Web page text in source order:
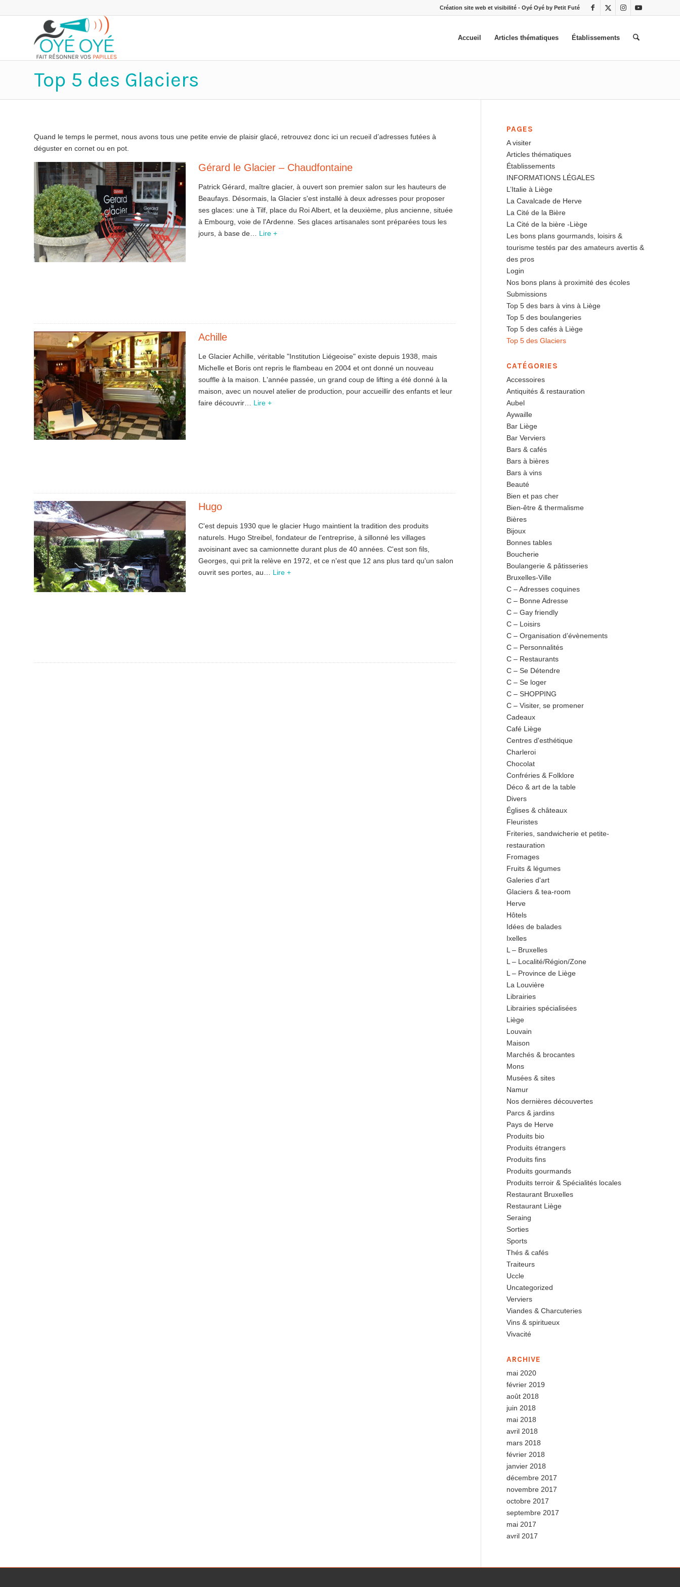
Création site web et visibilité - Oyé Oyé by Petit Futé
Accueil Articles thématiques Établissements
Top 5 des Glaciers
Quand le temps le permet, nous avons tous une petite envie de plaisir glacé, retrouvez donc ici un recueil d’adresses futées à
déguster en cornet ou en pot.
Gérard le Glacier – Chaudfontaine
Patrick Gérard, maître glacier, à ouvert son premier salon sur les hauteurs de
Beaufays. Désormais, la Glacier s'est installé à deux adresses pour proposer
ses glaces: une à Tilf, place du Roi Albert, et la deuxième, plus ancienne, située
à Embourg, voie de l'Ardenne. Ses glaces artisanales sont préparées tous les
jours, à base de… Lire +
Achille
Le Glacier Achille, véritable "Institution Liégeoise" existe depuis 1938, mais
Michelle et Boris ont repris le flambeau en 2004 et ont donné un nouveau
souffle à la maison. L'année passée, un grand coup de lifting a été donné à la
maison, avec un nouvel atelier de production, pour accueillir des enfants et leur
faire découvrir… Lire +
Hugo
C'est depuis 1930 que le glacier Hugo maintient la tradition des produits
naturels. Hugo Streibel, fondateur de l'entreprise, à sillonné les villages
avoisinant avec sa camionnette durant plus de 40 années. C'est son fils,
Georges, qui prit la relève en 1972, et ce n'est que 12 ans plus tard qu'un salon
ouvrit ses portes, au… Lire +
PAGES
A visiter
Articles thématiques
Établissements
INFORMATIONS LÉGALES
L’Italie à Liège
La Cavalcade de Herve
La Cité de la Bière
La Cité de la bière -Liège
Les bons plans gourmands, loisirs &
tourisme testés par des amateurs avertis &
des pros
Login
Nos bons plans à proximité des écoles
Submissions
Top 5 des bars à vins à Liège
Top 5 des boulangeries
Top 5 des cafés à Liège
Top 5 des Glaciers
CATÉGORIES
Accessoires
Antiquités & restauration
Aubel
Aywaille
Bar Liège
Bar Verviers
Bars & cafés
Bars à bières
Bars à vins
Beauté
Bien et pas cher
Bien-être & thermalisme
Bières
Bijoux
Bonnes tables
Boucherie
Boulangerie & pâtisseries
Bruxelles-Ville
C – Adresses coquines
C – Bonne Adresse
C – Gay friendly
C – Loisirs
C – Organisation d’évènements
C – Personnalités
C – Restaurants
C – Se Détendre
C – Se loger
C – SHOPPING
C – Visiter, se promener
Cadeaux
Café Liège
Centres d'esthétique
Charleroi
Chocolat
Confréries & Folklore
Déco & art de la table
Divers
Églises & châteaux
Fleuristes
Friteries, sandwicherie et petite-
restauration
Fromages
Fruits & légumes
Galeries d'art
Glaciers & tea-room
Herve
Hôtels
Idées de balades
Ixelles
L – Bruxelles
L – Localité/Région/Zone
L – Province de Liège
La Louvière
Librairies
Librairies spécialisées
Liège
Louvain
Maison
Marchés & brocantes
Mons
Musées & sites
Namur
Nos dernières découvertes
Parcs & jardins
Pays de Herve
Produits bio
Produits étrangers
Produits fins
Produits gourmands
Produits terroir & Spécialités locales
Restaurant Bruxelles
Restaurant Liège
Seraing
Sorties
Sports
Thés & cafés
Traiteurs
Uccle
Uncategorized
Verviers
Viandes & Charcuteries
Vins & spiritueux
Vivacité
ARCHIVE
mai 2020
février 2019
août 2018
juin 2018
mai 2018
avril 2018
mars 2018
février 2018
janvier 2018
décembre 2017
novembre 2017
octobre 2017
septembre 2017
mai 2017
avril 2017